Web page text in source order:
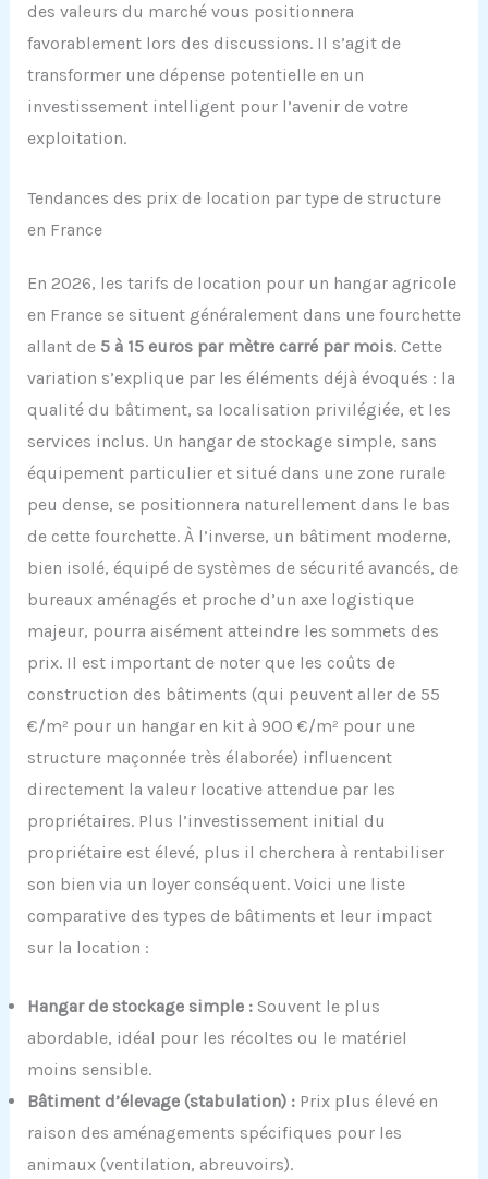
des valeurs du marché vous positionnera
favorablement lors des discussions. Il s’agit de
transformer une dépense potentielle en un
investissement intelligent pour l’avenir de votre
exploitation.
Tendances des prix de location par type de structure
en France
En 2026, les tarifs de location pour un hangar agricole
en France se situent généralement dans une fourchette
allant de 5 à 15 euros par mètre carré par mois. Cette
variation s’explique par les éléments déjà évoqués : la
qualité du bâtiment, sa localisation privilégiée, et les
services inclus. Un hangar de stockage simple, sans
équipement particulier et situé dans une zone rurale
peu dense, se positionnera naturellement dans le bas
de cette fourchette. À l’inverse, un bâtiment moderne,
bien isolé, équipé de systèmes de sécurité avancés, de
bureaux aménagés et proche d’un axe logistique
majeur, pourra aisément atteindre les sommets des
prix. Il est important de noter que les coûts de
construction des bâtiments (qui peuvent aller de 55
€/m² pour un hangar en kit à 900 €/m² pour une
structure maçonnée très élaborée) influencent
directement la valeur locative attendue par les
propriétaires. Plus l’investissement initial du
propriétaire est élevé, plus il cherchera à rentabiliser
son bien via un loyer conséquent. Voici une liste
comparative des types de bâtiments et leur impact
sur la location :
Hangar de stockage simple :Souvent le plus
abordable, idéal pour les récoltes ou le matériel
moins sensible.
Bâtiment d’élevage (stabulation) :Prix plus élevé en
raison des aménagements spécifiques pour les
animaux (ventilation, abreuvoirs).